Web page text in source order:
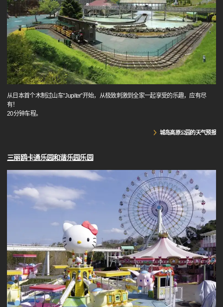
从日本首个木制过山车“Jupiter”开始，从极致刺激到全家一起享受的乐趣，应有尽
有！
20分钟车程。
城岛高原公园的天气预报
三丽鸥卡通乐园和谐乐园乐园